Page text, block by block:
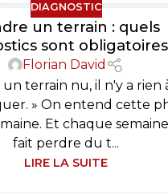
DIAGNOSTIC
un terrain : quels
sont
Florian David
un terrain nu, il n'y a rien
» On entend cette
Et chaque
fait perdre du t...
LIRE LA SUITE